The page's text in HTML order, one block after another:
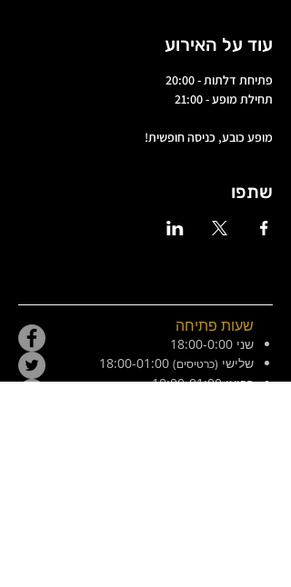
עוד על האירוע
פתיחת דלתות - 20:00
תחילת מופע - 21:00
מופע כובע, כניסה חופשית!
שתפו
שעות פתיחה
שני 18:00-0:00
שלישי (כרטיסים)
רביעי 18:00-01:00